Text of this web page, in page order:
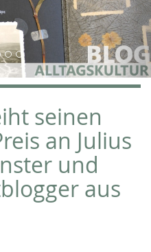
seinen
an Julius
und
aus